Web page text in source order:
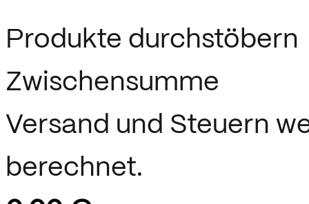
Produkte durchstöbern
Zwischensumme
Versand und Steuern
berechnet.